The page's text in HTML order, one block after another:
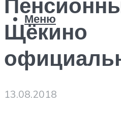
Меню
Щёкино
13.08.2018